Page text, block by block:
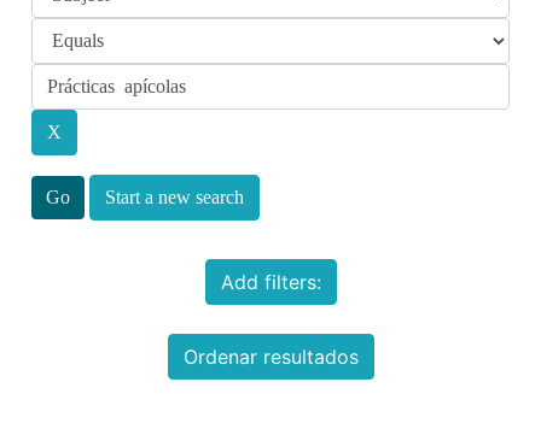
Start a new search
Add filters:
Ordenar resultados